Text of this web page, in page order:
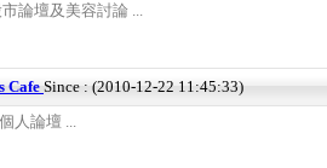
論壇及美容討論 ...
Cafe Since : (2010-12-22 11:45:33)
人論壇 ...